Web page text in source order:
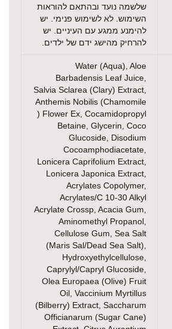
שלשמה נועד ובהתאם להוראות
השימוש. לא לשימוש פנימי. יש
להימנע ממגע עם העיניים. יש
להרחיק מהישג ידם של ילדים.
Water (Aqua), Aloe
Barbadensis Leaf Juice,
Salvia Sclarea (Clary) Extract,
Anthemis Nobilis (Chamomile
) Flower Ex, Cocamidopropyl
Betaine, Glycerin, Coco
Glucoside, Disodium
Cocoamphodiacetate,
Lonicera Caprifolium Extract,
Lonicera Japonica Extract,
Acrylates Copolymer,
Acrylates/C 10-30 Alkyl
Acrylate Crossp, Acacia Gum,
Aminomethyl Propanol,
Cellulose Gum, Sea Salt
(Maris Sal/Dead Sea Salt),
Hydroxyethylcellulose,
Caprylyl/Capryl Glucoside,
Olea Europaea (Olive) Fruit
Oil, Vaccinium Myrtillus
(Bilberry) Extract, Saccharum
Officianarum (Sugar Cane)